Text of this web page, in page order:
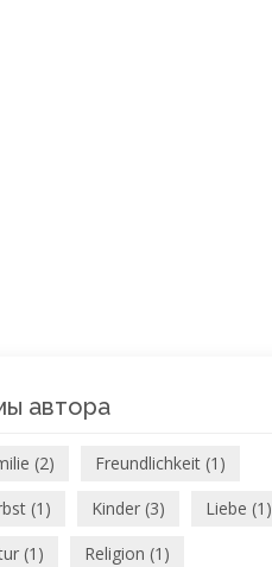
автора
(2)
Freundlichkeit (1)
(1)
Kinder (3)
Liebe (1)
(1)
Religion (1)